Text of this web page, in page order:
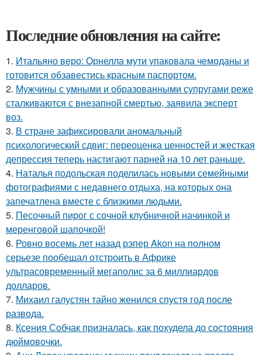
Последние обновления на сайте:
1. Итальяно веро: Орнелла мути упаковала чемоданы и
готовится обзавестись красным паспортом.
2. Мужчины с умными и образованными супругами реже
сталкиваются с внезапной смертью, заявила эксперт
воз.
3. В стране зафиксировали аномальный
психологический сдвиг: переоценка ценностей и жесткая
депрессия теперь настигают парней на 10 лет раньше.
4. Наталья подольская поделилась новыми семейными
фотографиями с недавнего отдыха, на которых она
запечатлена вместе с близкими людьми.
5. Песочный пирог с сочной клубничной начинкой и
меренговой шапочкой!
6. Ровно восемь лет назад рэпер Akon на полном
серьезе пообещал отстроить в Африке
ультрасовременный мегаполис за 6 миллиардов
долларов.
7. Михаил галустян тайно женился спустя год после
развода.
8. Ксения Собчак призналась, как похудела до состояния
дюймовочки.